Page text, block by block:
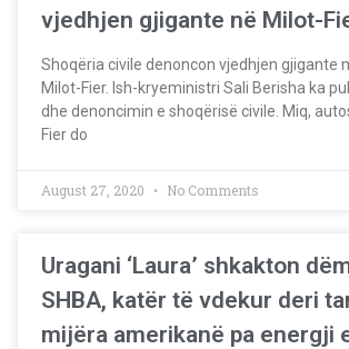
vjedhjen gjigante në Milot-
Shoqëria civile denoncon vjedhjen gjigante
Milot-Fier. Ish-kryeministri Sali Berisha ka
dhe denoncimin e shoqërisë civile. Miq,
Fier do
August 27, 2020 No Comments
Uragani ‘Laura’ shkakton
SHBA, katër të vdekur deri
mijëra amerikanë pa energji